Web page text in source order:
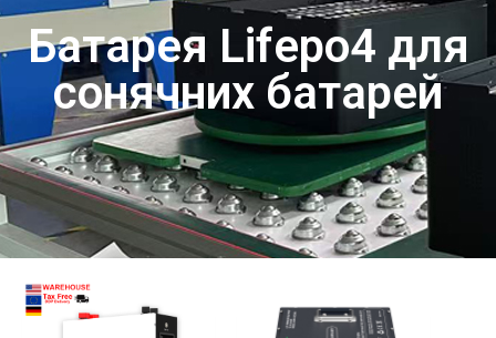
Батарея Lifepo4 для
сонячних батарей